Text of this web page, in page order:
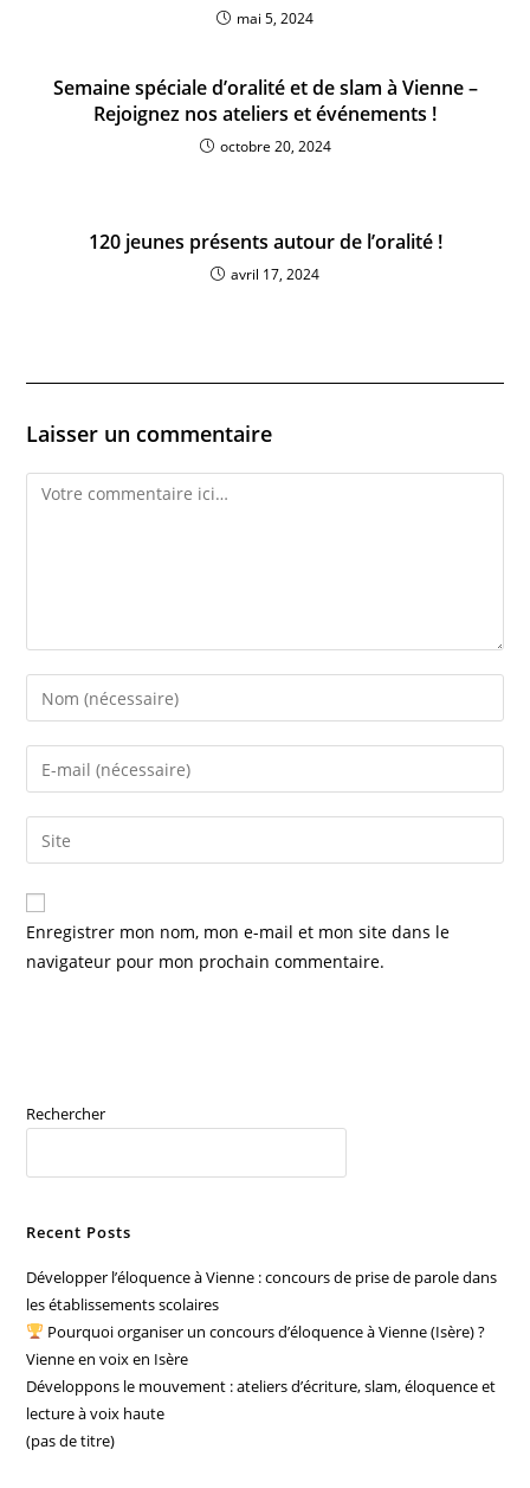
mai 5, 2024
Semaine spéciale d’oralité et de slam à Vienne –
Rejoignez nos ateliers et événements !
octobre 20, 2024
120 jeunes présents autour de l’oralité !
avril 17, 2024
Laisser un commentaire
Comment
Enter
your
name
comment
Enter
your
email
address
comment
Saisir
l’URL
de
votre
(facultatif)
Enregistrer mon nom, mon e-mail et mon site dans le
navigateur pour mon prochain commentaire.
Rechercher
Recent Posts
Développer l’éloquence à Vienne : concours de prise de parole dans
les établissements scolaires
Pourquoi organiser un concours d’éloquence à Vienne (Isère) ?
Vienne en voix en Isère
Développons le mouvement : ateliers d’écriture, slam, éloquence et
lecture à voix haute
(pas de titre)